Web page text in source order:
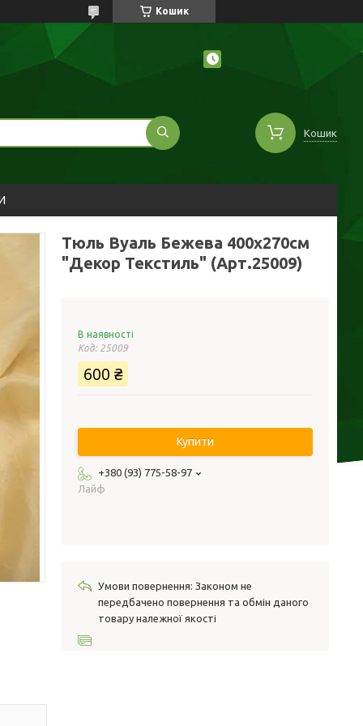
Кошик
Кошик
Тюль Вуаль Бежева 400х270см
"Декор Текстиль" (Арт.25009)
В наявності
Код: 25009
600 ₴
Купити
+380 (93) 775-58-97
Лайф
Законом не
передбачено повернення та обмін даного
товару належної якості